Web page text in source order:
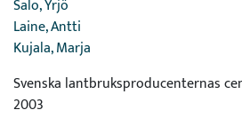
Salo, Yrjö
Laine, Antti
Kujala, Marja
Svenska lantbruksproducenternas
2003